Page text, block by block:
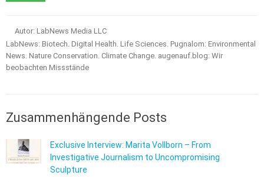
Autor: LabNews Media LLC
LabNews: Biotech. Digital Health. Life Sciences. Pugnalom: Environmental
News. Nature Conservation. Climate Change. augenauf.blog: Wir
beobachten Missstände
Zusammenhängende Posts
Exclusive Interview: Marita Vollborn – From
Investigative Journalism to Uncompromising
Sculpture